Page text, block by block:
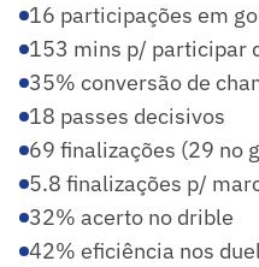
16 participações em
153 mins p/ participar
35% conversão de
18 passes decisivos
69 finalizações (29 no
5.8 finalizações p/
32% acerto no drible
42% eficiência nos